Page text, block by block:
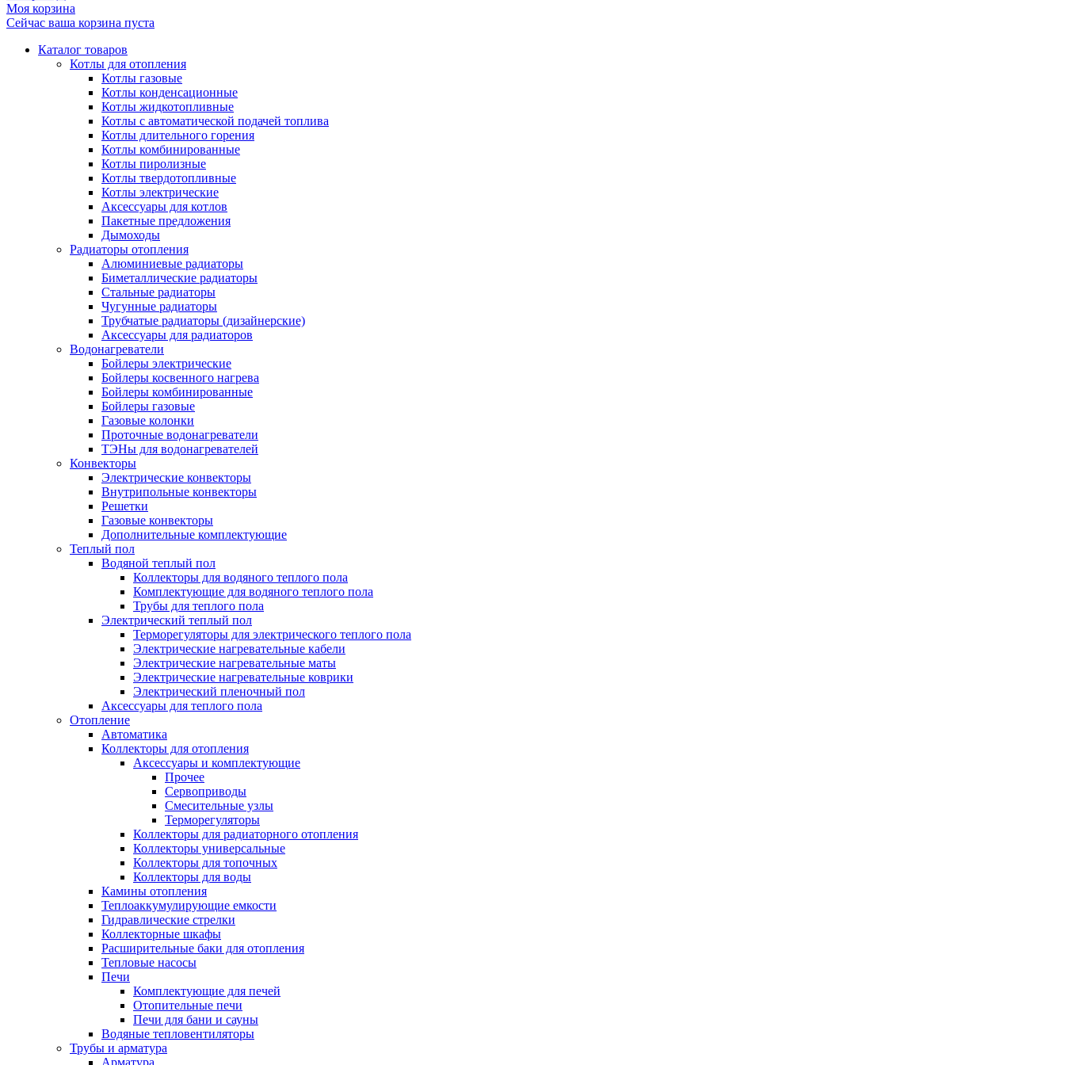
Моя корзина
Сейчас ваша корзина пуста
Каталог товаров
Котлы для отопления
Котлы газовые
Котлы конденсационные
Котлы жидкотопливные
Котлы с автоматической подачей топлива
Котлы длительного горения
Котлы комбинированные
Котлы пиролизные
Котлы твердотопливные
Котлы электрические
Аксессуары для котлов
Пакетные предложения
Дымоходы
Радиаторы отопления
Алюминиевые радиаторы
Биметаллические радиаторы
Стальные радиаторы
Чугунные радиаторы
Трубчатые радиаторы (дизайнерские)
Аксессуары для радиаторов
Водонагреватели
Бойлеры электрические
Бойлеры косвенного нагрева
Бойлеры комбинированные
Бойлеры газовые
Газовые колонки
Проточные водонагреватели
ТЭНы для водонагревателей
Конвекторы
Электрические конвекторы
Внутрипольные конвекторы
Решетки
Газовые конвекторы
Дополнительные комплектующие
Теплый пол
Водяной теплый пол
Коллекторы для водяного теплого пола
Комплектующие для водяного теплого пола
Трубы для теплого пола
Электрический теплый пол
Терморегуляторы для электрического теплого пола
Электрические нагревательные кабели
Электрические нагревательные маты
Электрические нагревательные коврики
Электрический пленочный пол
Аксессуары для теплого пола
Отопление
Автоматика
Коллекторы для отопления
Аксессуары и комплектующие
Прочее
Сервоприводы
Смесительные узлы
Терморегуляторы
Коллекторы для радиаторного отопления
Коллекторы универсальные
Коллекторы для топочных
Коллекторы для воды
Камины отопления
Теплоаккумулирующие емкости
Гидравлические стрелки
Коллекторные шкафы
Расширительные баки для отопления
Тепловые насосы
Печи
Комплектующие для печей
Отопительные печи
Печи для бани и сауны
Водяные тепловентиляторы
Трубы и арматура
Арматура